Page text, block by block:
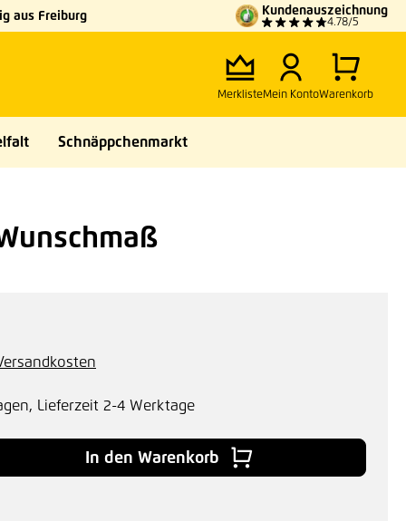
aus Freiburg Kundenauszeichnung
4.78/5
MerklisteMein KontoWarenkorb
Schnäppchenmarkt
Lieferzeit 2-4 Werktage
Gib den gewünschten Wert ein oder
In den Warenkorb